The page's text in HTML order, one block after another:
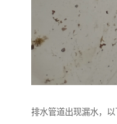
排水管道出现漏水，以